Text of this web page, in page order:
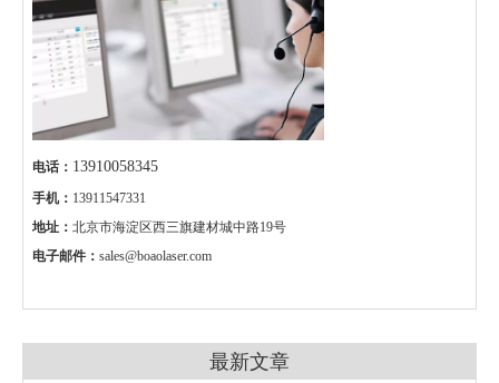
电话： 13910058345
手机： 13911547331
地址： 北京市海淀区西三旗建材城中路19号
电子邮件： sales@boaolaser.com
最新文章